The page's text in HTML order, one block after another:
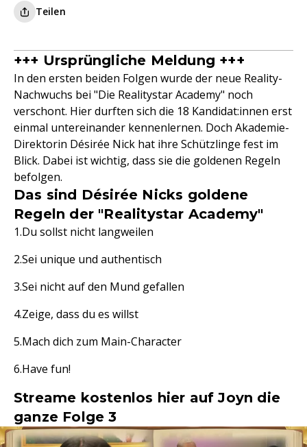
Teilen
+++ Ursprüngliche Meldung +++
In den ersten beiden Folgen wurde der neue Reality-
Nachwuchs bei "Die Realitystar Academy" noch
verschont. Hier durften sich die 18 Kandidat:innen erst
einmal untereinander kennenlernen. Doch Akademie-
Direktorin Désirée Nick hat ihre Schützlinge fest im
Blick. Dabei ist wichtig, dass sie die goldenen Regeln
befolgen.
Das sind Désirée Nicks goldene
Regeln der "Realitystar Academy"
Du sollst nicht langweilen
Sei unique und authentisch
Sei nicht auf den Mund gefallen
Zeige, dass du es willst
Mach dich zum Main-Character
Have fun!
Streame kostenlos hier auf Joyn die
ganze Folge 3